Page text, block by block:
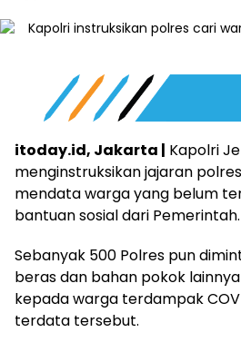
itoday.id, Jakarta | Kapolri
menginstruksikan jajaran
mendata warga yang belum
bantuan sosial dari Pemerintah.
Sebanyak 500 Polres pun
beras dan bahan pokok
kepada warga terdampak
terdata tersebut.